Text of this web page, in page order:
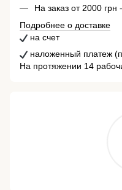
На заказ от 2000
Подробнее о доставке
на счет
наложенный платеж
На протяжении 14